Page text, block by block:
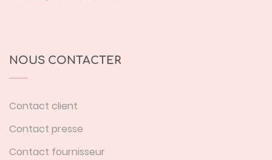
NOUS CONTACTER
Contact client
Contact presse
Contact fournisseur